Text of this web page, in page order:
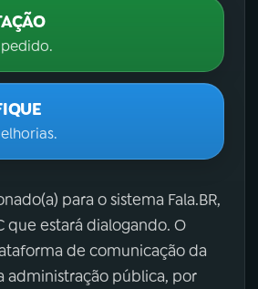
para o sistema Fala.BR,
que estará dialogando. O
de comunicação da
administração pública, por